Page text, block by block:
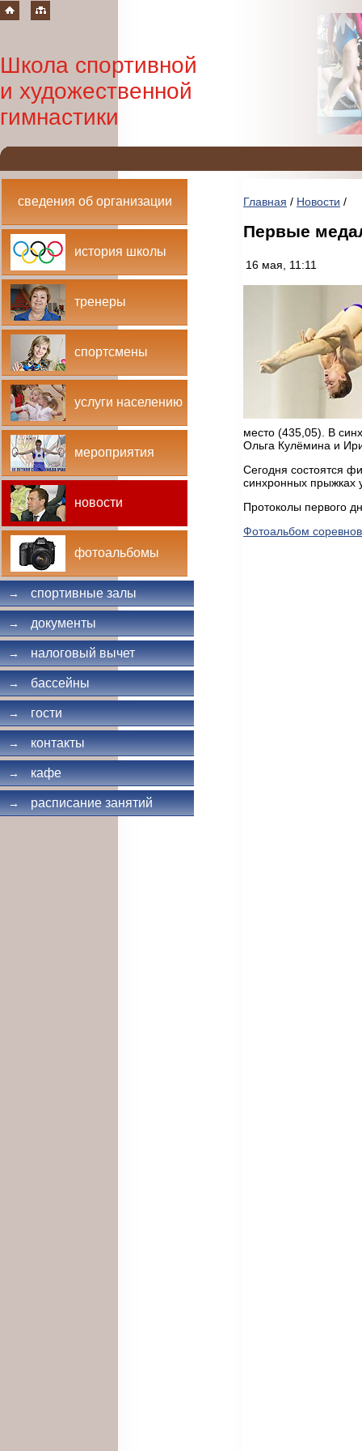
Школа спортивной
и художественной
гимнастики
сведения об организации
история школы
тренеры
спортсмены
услуги населению
мероприятия
новости
фотоальбомы
→ спортивные залы
→ документы
→ налоговый вычет
→ бассейны
→ гости
→ контакты
→ кафе
→ расписание занятий
Главная / Новости /
Первые
16 мая, 11:11
место (435,05). В
Ольга Кулёмина и
Сегодня состоятся
синхронных прыжках
Протоколы первого
Фотоальбом